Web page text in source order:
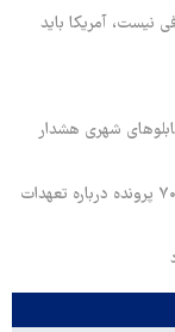
نیست، آمریکا باید
شهری هشدار
خبرها درباره تبرئه بیژن زنگنه قابل استناد نیست / ۷۰۰ پرونده درباره تعهدات